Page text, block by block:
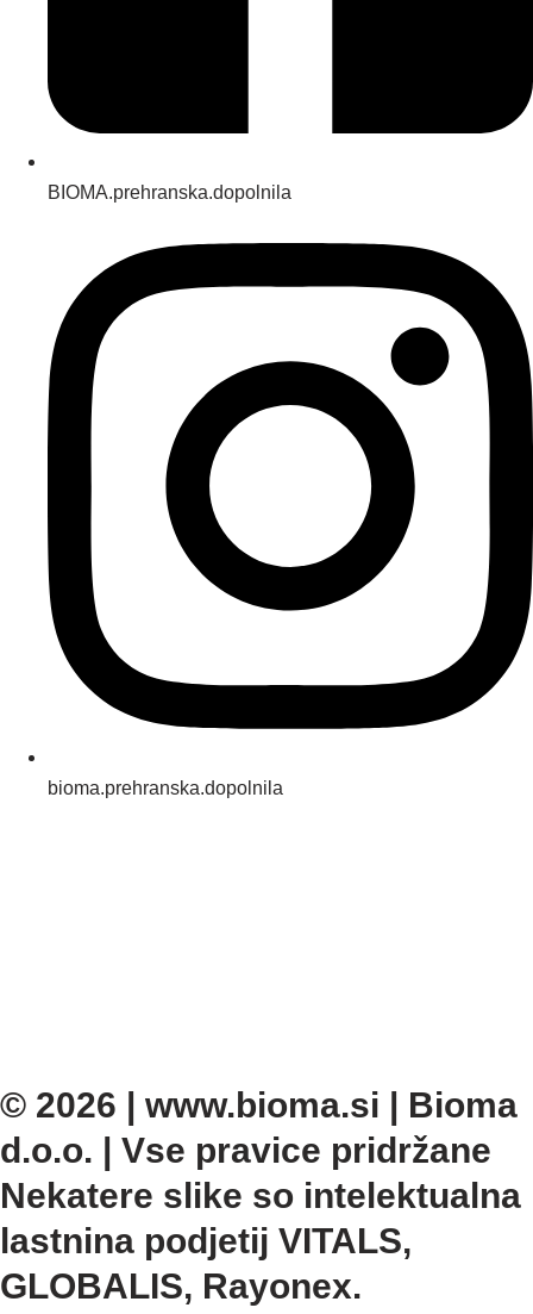
BIOMA.prehranska.dopolnila
bioma.prehranska.dopolnila
© 2026 | www.bioma.si | Bioma
d.o.o. | Vse pravice pridržane
Nekatere slike so intelektualna
lastnina podjetij VITALS,
GLOBALIS, Rayonex.